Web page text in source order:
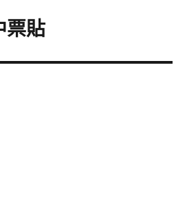
票貼